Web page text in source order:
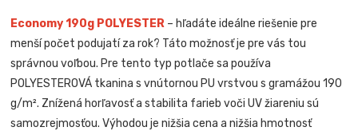
Economy 190g POLYESTER – hľadáte ideálne riešenie pre
menší počet podujatí za rok? Táto možnosť je pre vás tou
správnou voľbou. Pre tento typ potlače sa používa
POLYESTEROVÁ tkanina s vnútornou PU vrstvou s gramážou 190
g/m². Znížená horľavosť a stabilita farieb voči UV žiareniu sú
samozrejmosťou. Výhodou je nižšia cena a nižšia hmotnosť